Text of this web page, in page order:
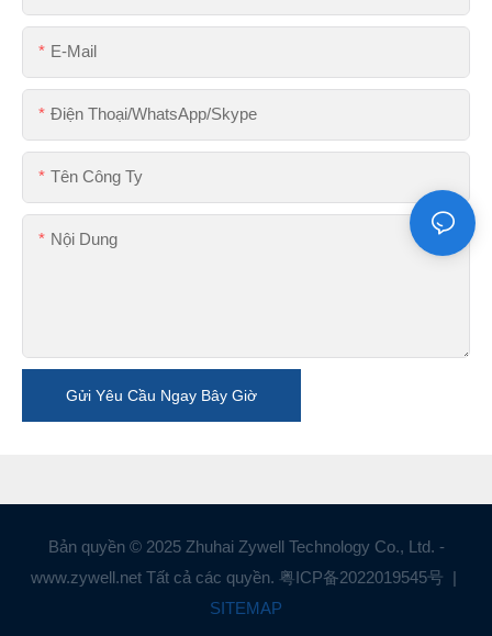
E-Mail
Điện Thoại/WhatsApp/Skype
Tên Công Ty
Nội Dung
Gửi Yêu Cầu Ngay Bây Giờ
Bản quyền © 2025 Zhuhai Zywell Technology Co., Ltd. -
www.zywell.net Tất cả các quyền. 粤ICP备2022019545号 |
SITEMAP